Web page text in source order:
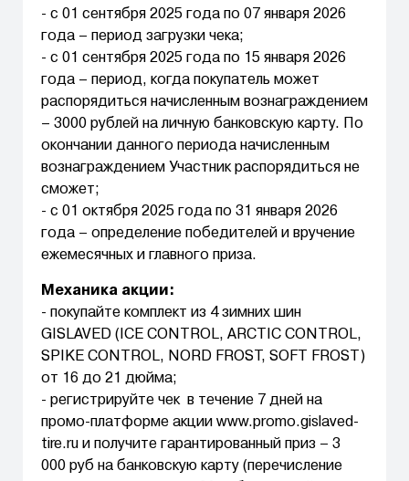
- с 01 сентября 2025 года по 07 января 2026
года – период загрузки чека;
- с 01 сентября 2025 года по 15 января 2026
года – период, когда покупатель может
распорядиться начисленным вознаграждением
– 3000 рублей на личную банковскую карту. По
окончании данного периода начисленным
вознаграждением Участник распорядиться не
сможет;
- с 01 октября 2025 года по 31 января 2026
года – определение победителей и вручение
ежемесячных и главного приза.
Механика акции:
- покупайте комплект из 4 зимних шин
GISLAVED (ICE CONTROL, ARCTIC CONTROL,
SPIKE CONTROL, NORD FROST, SOFT FROST)
от 16 до 21 дюйма;
- регистрируйте чек в течение 7 дней на
промо-платформе акции www.promo.gislaved-
tire.ru и получите гарантированный приз – 3
000 руб на банковскую карту (перечисление